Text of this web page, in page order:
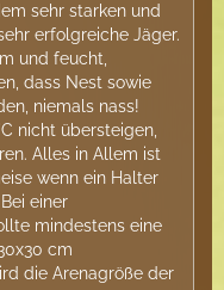
sehr starken und
erfolgreiche Jäger.
und feucht,
dass Nest sowie
niemals nass!
nicht übersteigen,
Alles in Allem ist
wenn ein Halter
einer
mindestens eine
cm
die Arenagröße der